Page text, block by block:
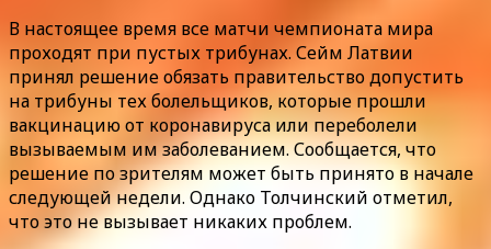
В настоящее время все матчи чемпионата мира
проходят при пустых трибунах. Сейм Латвии
принял решение обязать правительство допустить
на трибуны тех болельщиков, которые прошли
вакцинацию от коронавируса или переболели
вызываемым им заболеванием. Сообщается, что
решение по зрителям может быть принято в начале
следующей недели. Однако Толчинский отметил,
что это не вызывает никаких проблем.